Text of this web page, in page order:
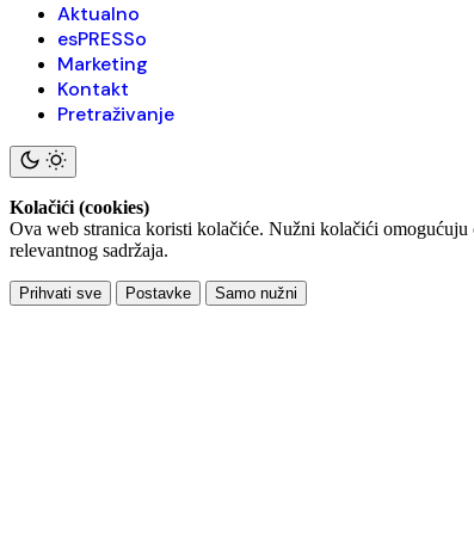
Aktualno
esPRESSo
Marketing
Kontakt
Pretraživanje
Kolačići (cookies)
Ova web stranica koristi kolačiće. Nužni kolačići
relevantnog sadržaja.
Prihvati sve Postavke Samo nužni